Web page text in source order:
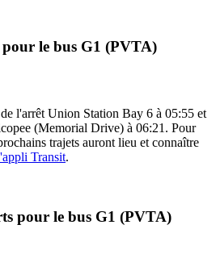
pour le bus G1 (PVTA)
l'arrêt Union Station Bay 6 à 05:55 et
(Memorial Drive) à 06:21. Pour
trajets auront lieu et connaître
Transit.
pour le bus G1 (PVTA)